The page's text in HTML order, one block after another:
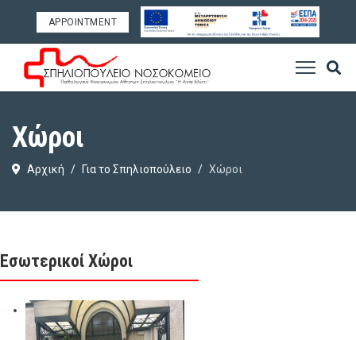
APPOINTMENT
Χώροι
Αρχική Για το Σπηλιοπούλειο Χώροι
Εσωτερικοί Χώροι